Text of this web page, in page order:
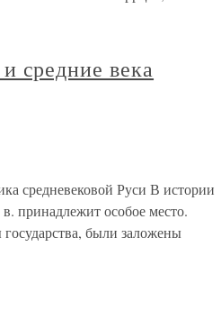
средние века
средневековой Руси В истории
принадлежит особое место.
были заложены